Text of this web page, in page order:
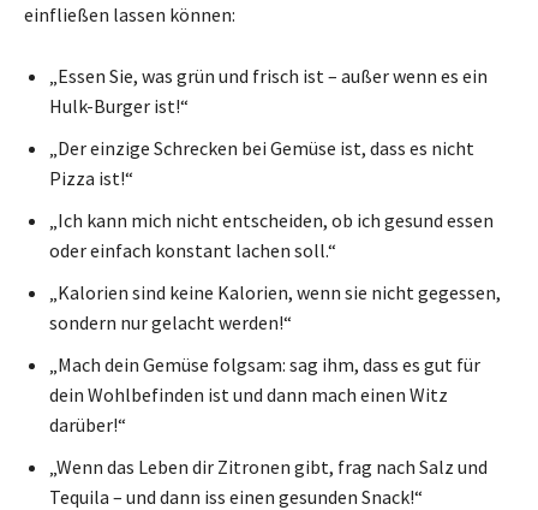
einfließen lassen können:
„Essen Sie, was grün und frisch ist – außer wenn es ein
Hulk-Burger ist!“
„Der einzige Schrecken bei Gemüse ist, dass es nicht
Pizza ist!“
„Ich kann mich nicht entscheiden, ob ich gesund essen
oder einfach konstant lachen soll.“
„Kalorien sind keine Kalorien, wenn sie nicht gegessen,
sondern nur gelacht werden!“
„Mach dein Gemüse folgsam: sag ihm, dass es gut für
dein Wohlbefinden ist und dann mach einen Witz
darüber!“
„Wenn das Leben dir Zitronen gibt, frag nach Salz und
Tequila – und dann iss einen gesunden Snack!“